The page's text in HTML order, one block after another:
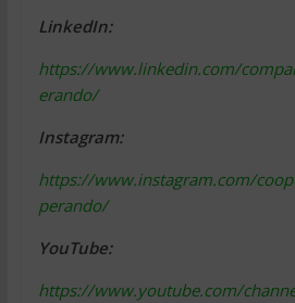
LinkedIn:
https://www.linkedin.com/
erando/
Instagram:
https://www.instagram.com/
perando/
YouTube:
https://www.youtube.com/